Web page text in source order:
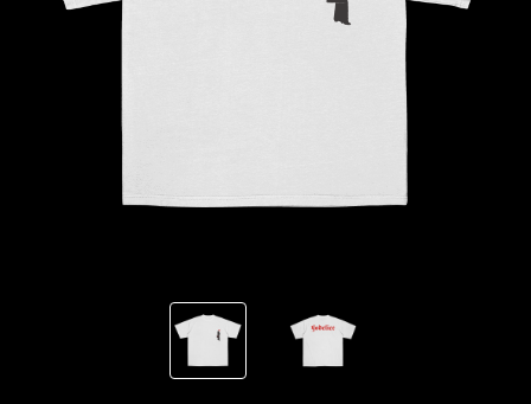
MERYEM ABOULOUAFA
THOMAS DE POURQUERY